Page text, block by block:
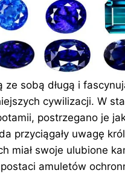
ze sobą długą i
cywilizacji. W
postrzegano je
przyciągały uwagę
miał swoje ulubione
amuletów